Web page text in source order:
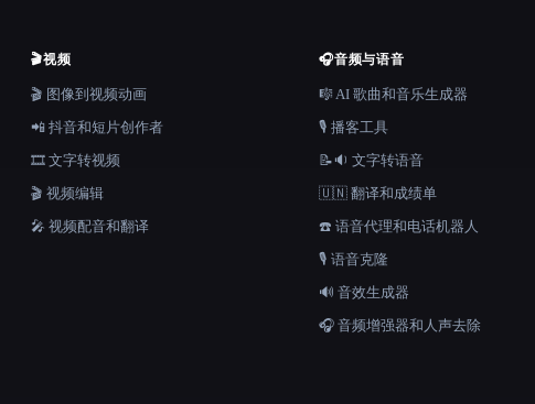
🎬视频
🎬 图像到视频动画
📲 抖音和短片创作者
🎞️ 文字转视频
🎬 视频编辑
🎤 视频配音和翻译
🎧音频与语音
🎼 AI 歌曲和音乐生成器
🎙️ 播客工具
📝🔉 文字转语音
🇺🇳 翻译和成绩单
☎️ 语音代理和电话机器人
🎙️ 语音克隆
🔊 音效生成器
🎧 音频增强器和人声去除